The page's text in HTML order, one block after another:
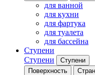
для ванной
для кухни
для фартука
для туалета
для бассейна
Ступени
Ступени
Ступени
Поверхность